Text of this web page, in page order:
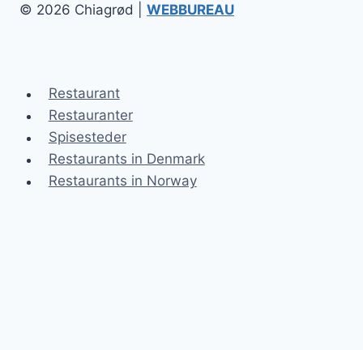
© 2026 Chiagrød | WEBBUREAU
Restaurant
Restauranter
Spisesteder
Restaurants in Denmark
Restaurants in Norway